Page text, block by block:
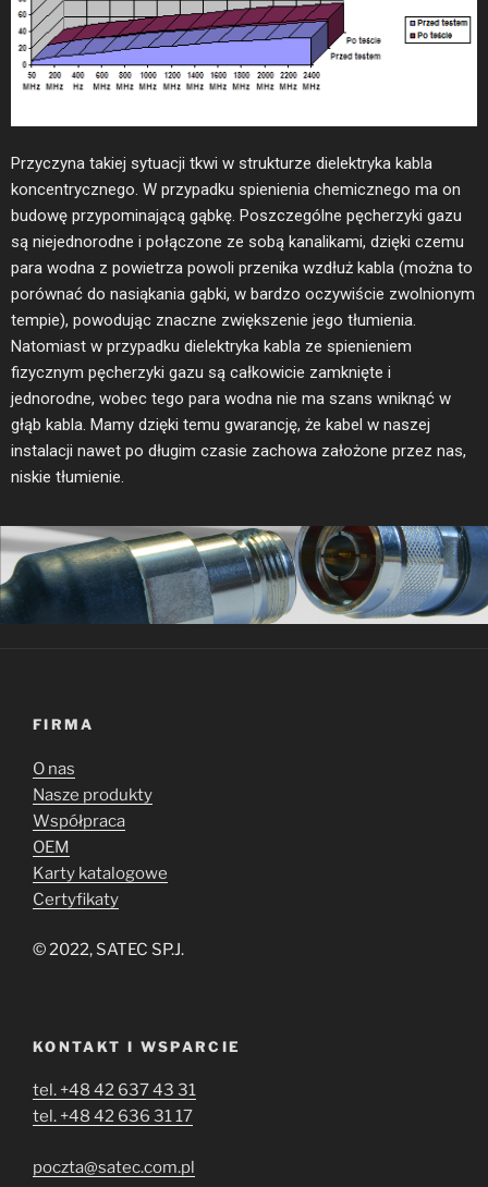
Przyczyna takiej sytuacji tkwi w strukturze dielektryka kabla
koncentrycznego. W przypadku spienienia chemicznego ma on
budowę przypominającą gąbkę. Poszczególne pęcherzyki gazu
są niejednorodne i połączone ze sobą kanalikami, dzięki czemu
para wodna z powietrza powoli przenika wzdłuż kabla (można to
porównać do nasiąkania gąbki, w bardzo oczywiście zwolnionym
tempie), powodując znaczne zwiększenie jego tłumienia.
Natomiast w przypadku dielektryka kabla ze spienieniem
fizycznym pęcherzyki gazu są całkowicie zamknięte i
jednorodne, wobec tego para wodna nie ma szans wniknąć w
głąb kabla. Mamy dzięki temu gwarancję, że kabel w naszej
instalacji nawet po długim czasie zachowa założone przez nas,
niskie tłumienie.
FIRMA
O nas
Nasze produkty
Współpraca
OEM
Karty katalogowe
Certyfikaty
© 2022, SATEC SP.J.
KONTAKT I WSPARCIE
tel. +48 42 637 43 31
tel. +48 42 636 31 17
poczta@satec.com.pl